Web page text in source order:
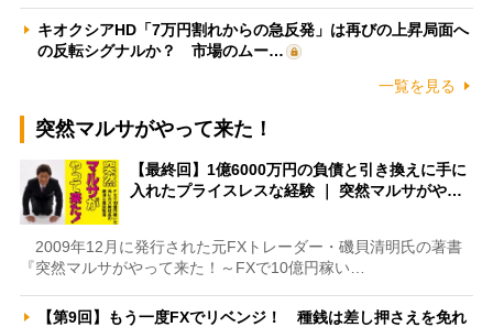
キオクシアHD「7万円割れからの急反発」は再びの上昇局面へ
の反転シグナルか？ 市場のムー…
一覧を見る
突然マルサがやって来た！
【最終回】1億6000万円の負債と引き換えに手に
入れたプライスレスな経験 ｜ 突然マルサがや…
2009年12月に発行された元FXトレーダー・磯貝清明氏の著書
『突然マルサがやって来た！～FXで10億円稼い…
【第9回】もう一度FXでリベンジ！ 種銭は差し押さえを免れ